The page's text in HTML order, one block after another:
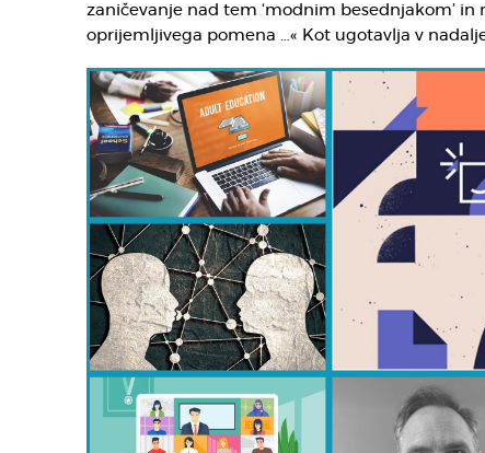
zaničevanje nad tem ‘modnim besednjakom’
oprijemljivega pomena …« Kot ugotavlja v